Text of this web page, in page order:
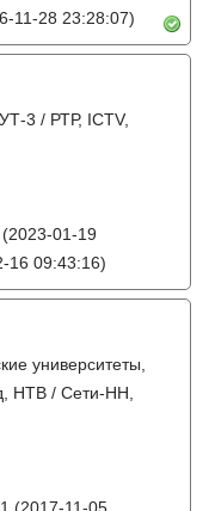
11-28 23:28:07)
3 / РТР, ICTV,
(2023-01-19
16 09:43:16)
университеты,
НТВ / Сети-НН,